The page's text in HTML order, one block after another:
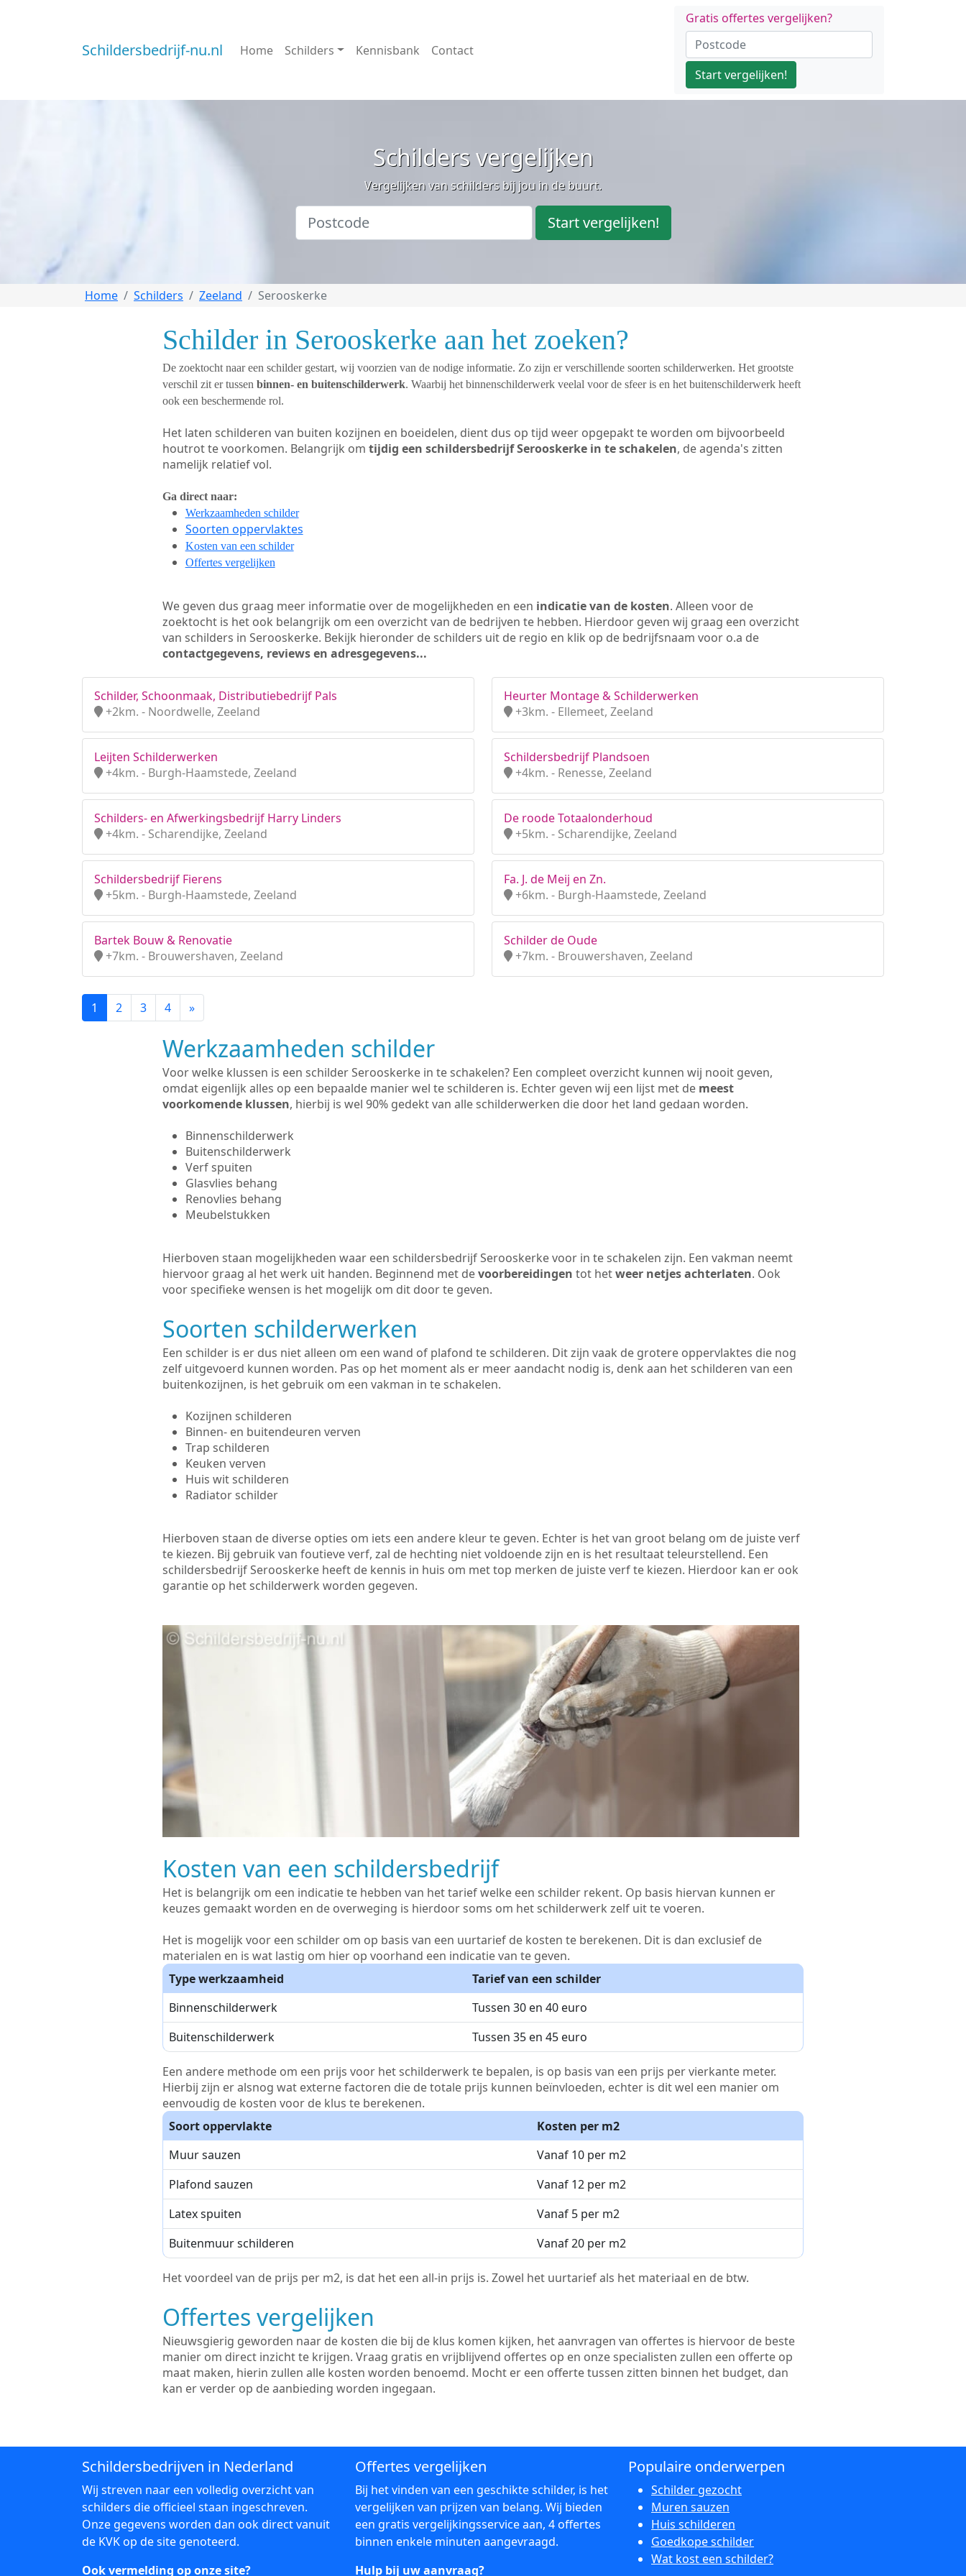
Schildersbedrijf-nu.nl Home Schilders Kennisbank Contact
Gratis offertes vergelijken?
Start vergelijken!
Schilders vergelijken
Vergelijken van schilders bij jou in de buurt.
Start vergelijken!
Home Schilders Zeeland Serooskerke
Schilder in Serooskerke aan het zoeken?
De zoektocht naar een schilder gestart, wij voorzien van de nodige informatie. Zo zijn er verschillende soorten schilderwerken. Het grootste
verschil zit er tussen binnen- en buitenschilderwerk. Waarbij het binnenschilderwerk veelal voor de sfeer is en het buitenschilderwerk heeft
ook een beschermende rol.
Het laten schilderen van buiten kozijnen en boeidelen, dient dus op tijd weer opgepakt te worden om bijvoorbeeld
houtrot te voorkomen. Belangrijk om tijdig een schildersbedrijf Serooskerke in te schakelen, de agenda's zitten
namelijk relatief vol.
Ga direct naar:
Werkzaamheden schilder
Soorten oppervlaktes
Kosten van een schilder
Offertes vergelijken
We geven dus graag meer informatie over de mogelijkheden en een indicatie van de kosten. Alleen voor de
zoektocht is het ook belangrijk om een overzicht van de bedrijven te hebben. Hierdoor geven wij graag een overzicht
van schilders in Serooskerke. Bekijk hieronder de schilders uit de regio en klik op de bedrijfsnaam voor o.a de
contactgegevens, reviews en adresgegevens...
Schilder, Schoonmaak, Distributiebedrijf Pals
+2km. - Noordwelle, Zeeland
Heurter Montage & Schilderwerken
+3km. - Ellemeet, Zeeland
Leijten Schilderwerken
+4km. - Burgh-Haamstede, Zeeland
Schildersbedrijf Plandsoen
+4km. - Renesse, Zeeland
Schilders- en Afwerkingsbedrijf Harry Linders
+4km. - Scharendijke, Zeeland
De roode Totaalonderhoud
+5km. - Scharendijke, Zeeland
Schildersbedrijf Fierens
+5km. - Burgh-Haamstede, Zeeland
Fa. J. de Meij en Zn.
+6km. - Burgh-Haamstede, Zeeland
Bartek Bouw & Renovatie
+7km. - Brouwershaven, Zeeland
Schilder de Oude
+7km. - Brouwershaven, Zeeland
1 2 3 4 »
Werkzaamheden schilder
Voor welke klussen is een schilder Serooskerke in te schakelen? Een compleet overzicht kunnen wij nooit geven,
omdat eigenlijk alles op een bepaalde manier wel te schilderen is. Echter geven wij een lijst met de meest
voorkomende klussen, hierbij is wel 90% gedekt van alle schilderwerken die door het land gedaan worden.
Binnenschilderwerk
Buitenschilderwerk
Verf spuiten
Glasvlies behang
Renovlies behang
Meubelstukken
Hierboven staan mogelijkheden waar een schildersbedrijf Serooskerke voor in te schakelen zijn. Een vakman neemt
hiervoor graag al het werk uit handen. Beginnend met devoorbereidingen tot hetweer netjes achterlaten. Ook
voor specifieke wensen is het mogelijk om dit door te geven.
Soorten schilderwerken
Een schilder is er dus niet alleen om een wand of plafond te schilderen. Dit zijn vaak de grotere oppervlaktes die nog
zelf uitgevoerd kunnen worden. Pas op het moment als er meer aandacht nodig is, denk aan het schilderen van een
buitenkozijnen, is het gebruik om een vakman in te schakelen.
Kozijnen schilderen
Binnen- en buitendeuren verven
Trap schilderen
Keuken verven
Huis wit schilderen
Radiator schilder
Hierboven staan de diverse opties om iets een andere kleur te geven. Echter is het van groot belang om de juiste verf
te kiezen. Bij gebruik van foutieve verf, zal de hechting niet voldoende zijn en is het resultaat teleurstellend. Een
schildersbedrijf Serooskerke heeft de kennis in huis om met top merken de juiste verf te kiezen. Hierdoor kan er ook
garantie op het schilderwerk worden gegeven.
Kosten van een schildersbedrijf
Het is belangrijk om een indicatie te hebben van het tarief welke een schilder rekent. Op basis hiervan kunnen er
keuzes gemaakt worden en de overweging is hierdoor soms om het schilderwerk zelf uit te voeren.
Het is mogelijk voor een schilder om op basis van een uurtarief de kosten te berekenen. Dit is dan exclusief de
materialen en is wat lastig om hier op voorhand een indicatie van te geven.
Type werkzaamheid
Tarief van een schilder
Binnenschilderwerk
Tussen 30 en 40 euro
Buitenschilderwerk
Tussen 35 en 45 euro
Een andere methode om een prijs voor het schilderwerk te bepalen, is op basis van een prijs per vierkante meter.
Hierbij zijn er alsnog wat externe factoren die de totale prijs kunnen beïnvloeden, echter is dit wel een manier om
eenvoudig de kosten voor de klus te berekenen.
Soort oppervlakte
Kosten per m2
Muur sauzen
Vanaf 10 per m2
Plafond sauzen
Vanaf 12 per m2
Latex spuiten
Vanaf 5 per m2
Buitenmuur schilderen
Vanaf 20 per m2
Het voordeel van de prijs per m2, is dat het een all-in prijs is. Zowel het uurtarief als het materiaal en de btw.
Offertes vergelijken
Nieuwsgierig geworden naar de kosten die bij de klus komen kijken, het aanvragen van offertes is hiervoor de beste
manier om direct inzicht te krijgen. Vraag gratis en vrijblijvend offertes op en onze specialisten zullen een offerte op
maat maken, hierin zullen alle kosten worden benoemd. Mocht er een offerte tussen zitten binnen het budget, dan
kan er verder op de aanbieding worden ingegaan.
Schildersbedrijven in Nederland
Wij streven naar een volledig overzicht van
schilders die officieel staan ingeschreven.
Onze gegevens worden dan ook direct vanuit
de KVK op de site genoteerd.
Ook vermelding op onze site?
Offertes vergelijken
Bij het vinden van een geschikte schilder, is het
vergelijken van prijzen van belang. Wij bieden
een gratis vergelijkingsservice aan, 4 offertes
binnen enkele minuten aangevraagd.
Hulp bij uw aanvraag?
Populaire onderwerpen
Schilder gezocht
Muren sauzen
Huis schilderen
Goedkope schilder
Wat kost een schilder?